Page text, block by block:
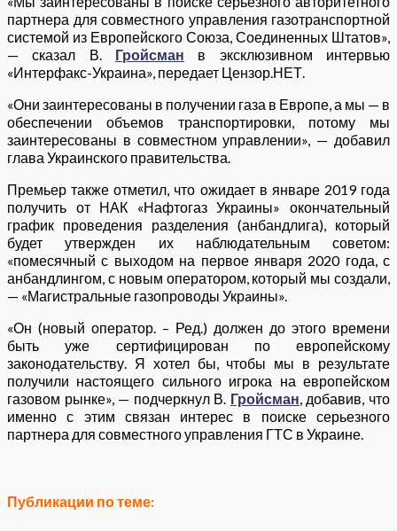
партнера для совместного управления газотранспортной
системой из Европейского Союза, Соединенных Штатов»,
— сказал В. Гройсман в эксклюзивном интервью
«Интерфакс-Украина», передает Цензор.НЕТ.
«Они заинтересованы в получении газа в Европе, а мы — в
обеспечении объемов транспортировки, потому мы
заинтересованы в совместном управлении», — добавил
глава Украинского правительства.
Премьер также отметил, что ожидает в январе 2019 года
получить от НАК «Нафтогаз Украины» окончательный
график проведения разделения (анбандлига), который
будет утвержден их наблюдательным советом:
«помесячный с выходом на первое января 2020 года, с
анбандлингом, с новым оператором, который мы создали,
— «Магистральные газопроводы Укрaины».
«Он (новый оператор. – Ред.) должен до этого времени
быть уже сертифицирован по европейскому
законодательству. Я хотел бы, чтобы мы в результате
получили настоящего сильного игрока на европейском
газовом рынке», — подчеркнул В. Гройсман, добавив, что
именно с этим связан интерес в поиске серьезного
партнера для совместного управления ГТС в Украине.
Публикации по теме: